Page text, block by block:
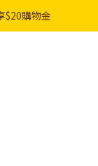
｜$450免費送貨上門
$20購物金